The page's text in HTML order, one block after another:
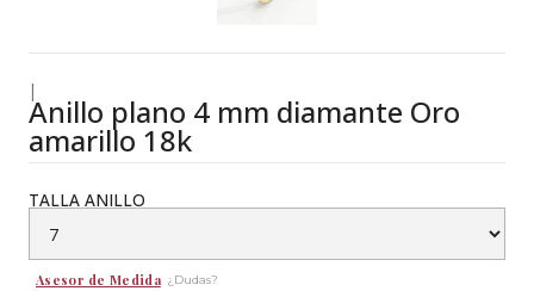
|
Anillo plano 4 mm diamante Oro
amarillo 18k
TALLA ANILLO
Asesor de Medida ¿Dudas?